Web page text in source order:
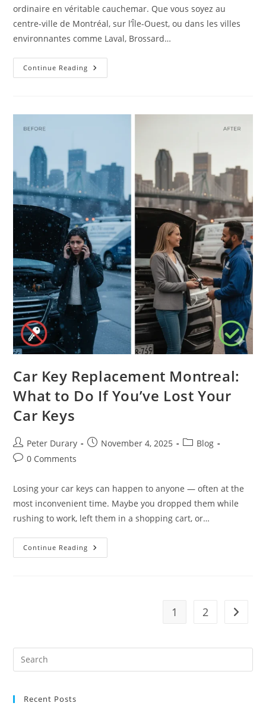
ordinaire en véritable cauchemar. Que vous soyez au
centre-ville de Montréal, sur l’Île-Ouest, ou dans les villes
environnantes comme Laval, Brossard…
Continue Reading Solutions
D’urgence
Clés
Car Key Replacement Montreal:
What to Do If You’ve Lost Your
Car Keys
Post
author:
Peter Durary
PostNovember 4, 2025
PostBlog
Post0 Comments
Losing your car keys can happen to anyone — often at the
most inconvenient time. Maybe you dropped them while
rushing to work, left them in a shopping cart, or…
Continue Reading Car
Key
Keys
1 2 Go to
Recent Posts